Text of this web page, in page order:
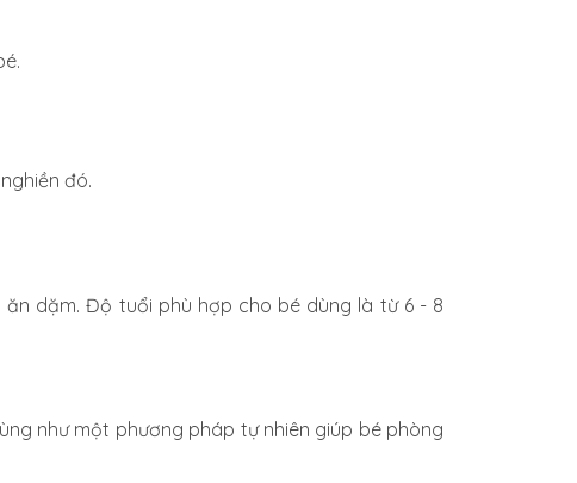
đó.
dặm. Độ tuổi phù hợp cho bé dùng là từ 6 - 8
như một phương pháp tự nhiên giúp bé phòng